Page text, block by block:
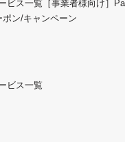
ビス一覧 ［事業者様向け］
ン/キャンペーン
ビス一覧